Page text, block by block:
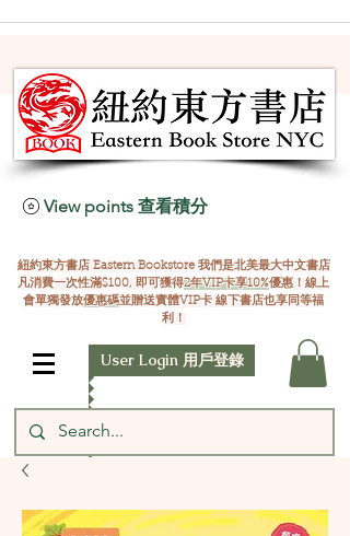
View points 查看積分
紐約東方書店 Eastern Bookstore 我們是北美最大中文書店
凡消費一次性滿$100, 即可獲得2年VIP卡享10%優惠！線上
會單獨發放優惠碼並贈送實體VIP卡 線下書店也享同等福
利！
User Login 用戶登錄